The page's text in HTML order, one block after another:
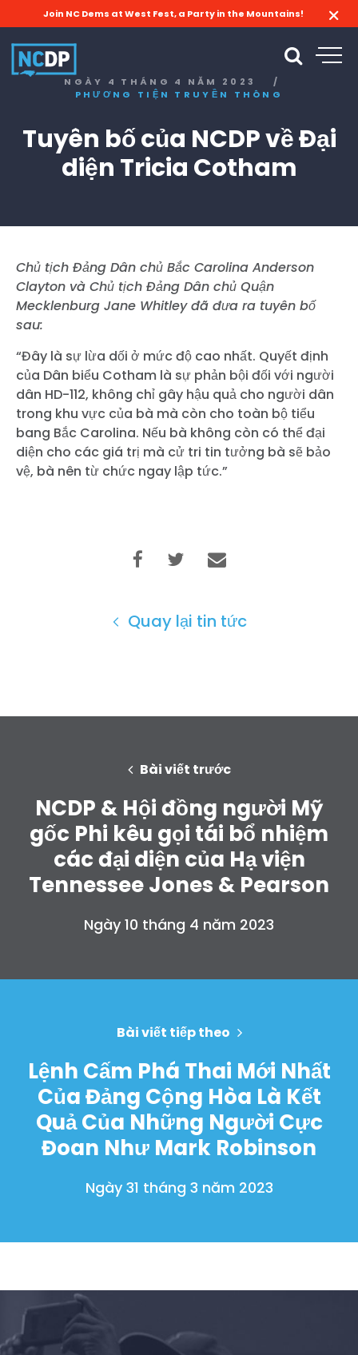
Trang chủ
Shop
Làm việc với chúng tôi
Hoạt động
Quyên tặng
Join NC Dems at West Fest, a Party in the Mountains!
NGÀY 4 THÁNG 4 NĂM 2023
/
PHƯƠNG TIỆN TRUYỀN THÔNG
Tuyên bố của NCDP về Đại
diện Tricia Cotham
Chủ tịch Đảng Dân chủ Bắc Carolina Anderson
Clayton và Chủ tịch Đảng Dân chủ Quận
Mecklenburg Jane Whitley đã đưa ra tuyên bố
sau:
“Đây là sự lừa dối ở mức độ cao nhất. Quyết định
của Dân biểu Cotham là sự phản bội đối với người
dân HD-112, không chỉ gây hậu quả cho người dân
trong khu vực của bà mà còn cho toàn bộ tiểu
bang Bắc Carolina. Nếu bà không còn có thể đại
diện cho các giá trị mà cử tri tin tưởng bà sẽ bảo
vệ, bà nên từ chức ngay lập tức.”
Quay lại tin tức
Bài viết trước
NCDP & Hội đồng người Mỹ
gốc Phi kêu gọi tái bổ nhiệm
các đại diện của Hạ viện
Tennessee Jones & Pearson
Ngày 10 tháng 4 năm 2023
Bài viết tiếp theo
Lệnh Cấm Phá Thai Mới Nhất
Của Đảng Cộng Hòa Là Kết
Quả Của Những Người Cực
Đoan Như Mark Robinson
Ngày 31 tháng 3 năm 2023